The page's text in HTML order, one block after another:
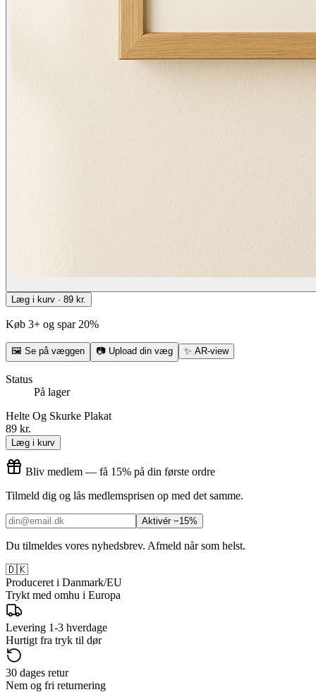
Læg i kurv · 89 kr.
Køb 3+ og spar 20%
🖼 Se på væggen 📷 Upload din væg ✨ AR-view
Status
På lager
Helte Og Skurke Plakat
89 kr.
Læg i kurv
Bliv medlem — få 15% på din første ordre
Tilmeld dig og lås medlemsprisen op med det samme.
Aktivér −15%
Du tilmeldes vores nyhedsbrev. Afmeld når som helst.
🇩🇰
Produceret i Danmark/EU
Trykt med omhu i Europa
Levering 1-3 hverdage
Hurtigt fra tryk til dør
30 dages retur
Nem og fri returnering